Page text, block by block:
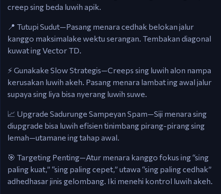
creep sing beda luwih apik.
📍 Tutupi Sudut—Pasang menara cedhak belokan jalur
kanggo maksimalake wektu serangan. Tembakan diagonal
kuwat ing Vector TD.
⚡ Gunakake Slow Strategis—Creeps sing luwih alon nampa
kerusakan luwih akeh. Pasang menara lambat ing awal jalur
supaya sing liya bisa nyerang luwih suwe.
📈 Upgrade Sadurunge Sampeyan Spam—Siji menara sing
diupgrade bisa luwih efisien tinimbang pirang-pirang sing
lemah—utamane ing tahap awal.
🎯 Targeting Penting—Atur menara kanggo fokus ing “sing
paling kuat,” “sing paling cepet,” utawa “sing paling cedhak”
adhedhasar jinis gelombang. Iki menehi kontrol luwih akeh.